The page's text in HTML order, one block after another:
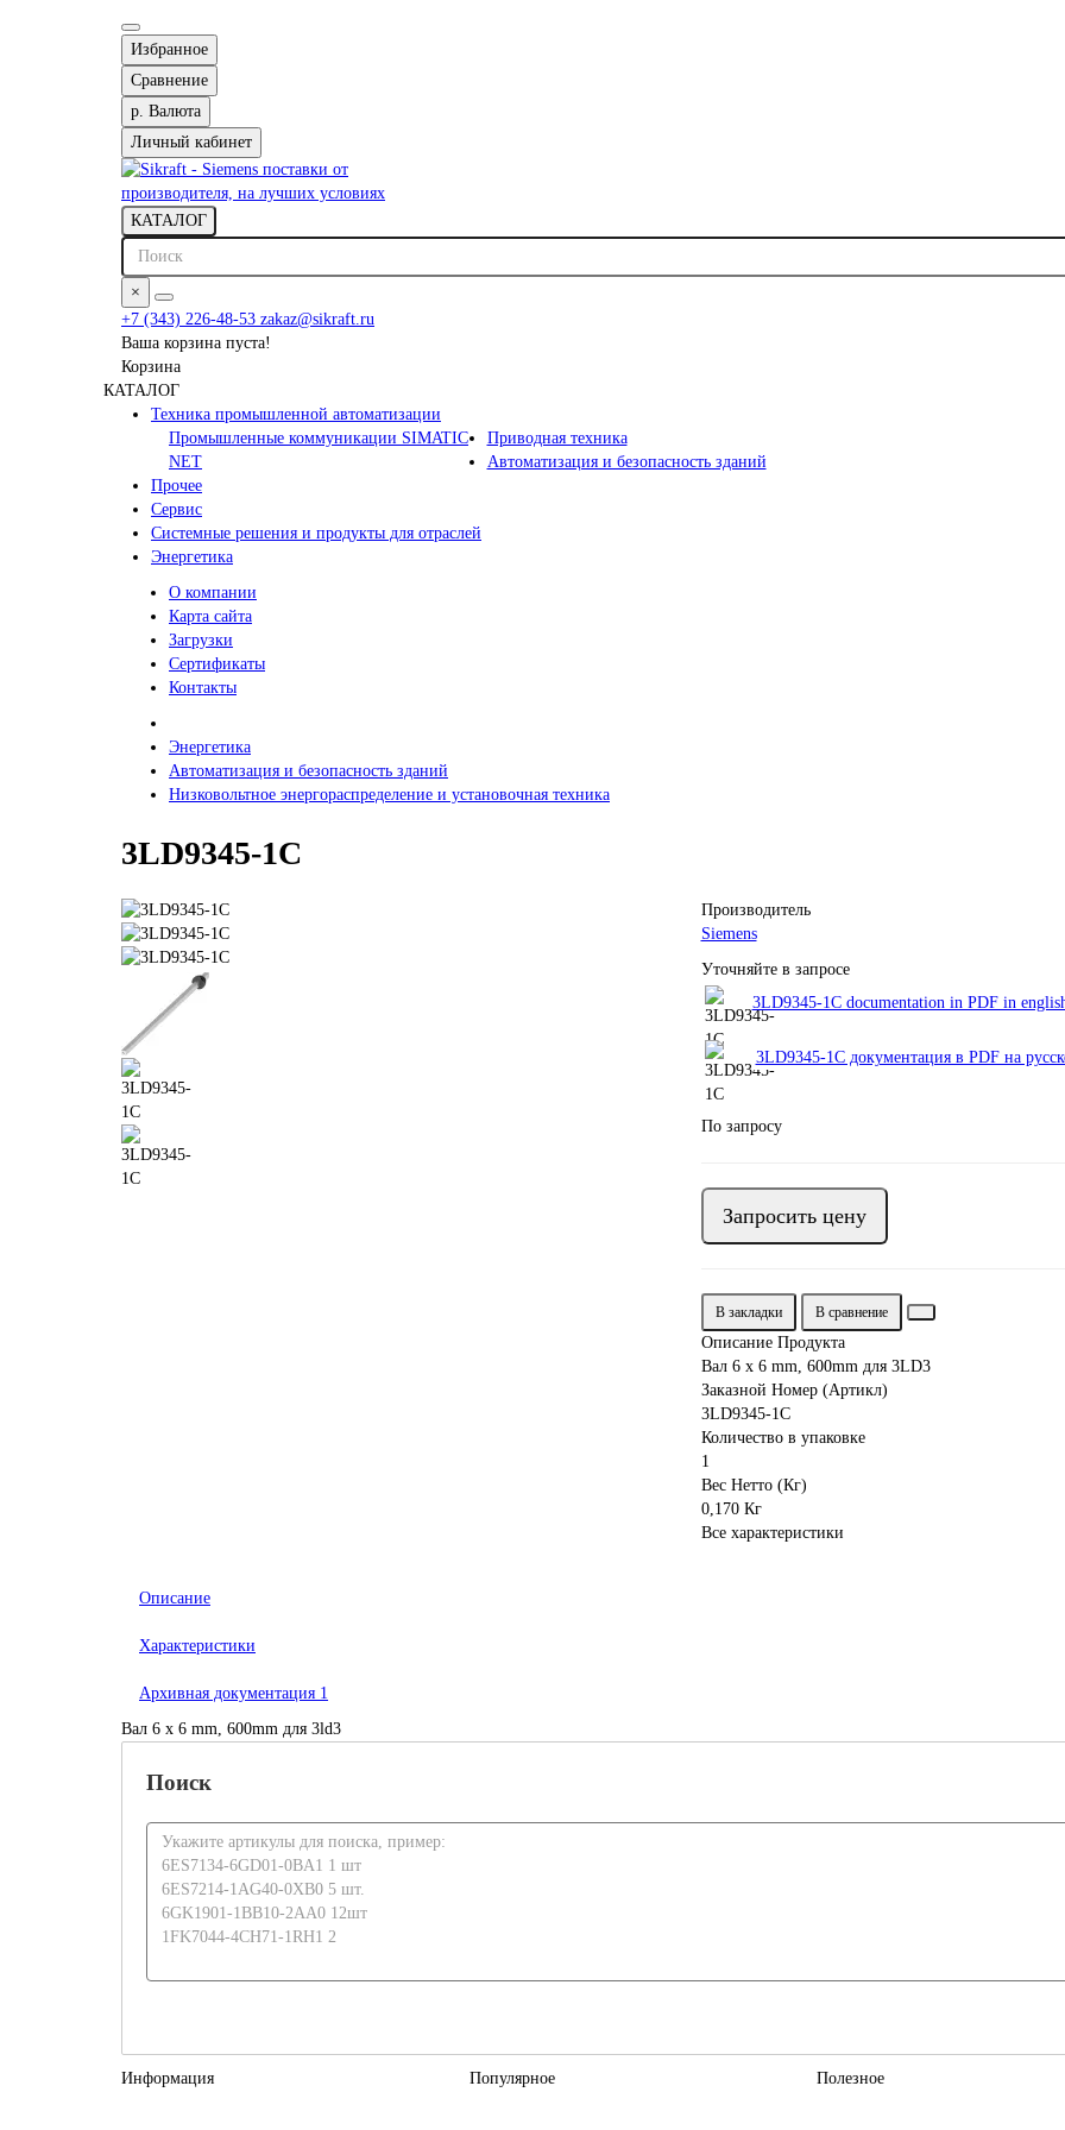
Избранное
Сравнение
р. Валюта
Личный кабинет
КАТАЛОГ
×
+7 (343) 226-48-53 zakaz@sikraft.ru
Ваша корзина пуста!
Корзина
КАТАЛОГ
Техника промышленной автоматизации
Промышленные коммуникации SIMATIC
NET
Приводная техника
Автоматизация и безопасность зданий
Прочее
Сервис
Системные решения и продукты для отраслей
Энергетика
О компании
Карта сайта
Загрузки
Сертификаты
Контакты
Энергетика
Автоматизация и безопасность зданий
Низковольтное энергораспределение и установочная техника
3LD9345-1C
Производитель
Siemens
Уточняйте в запросе
3LD9345-1C documentation in PDF in
3LD9345-1C документация в PDF на
По запросу
Запросить цену
В закладки В сравнение
Описание Продукта
Вал 6 x 6 mm, 600mm для 3LD3
Заказной Номер (Артикл)
3LD9345-1C
Количество в упаковке
1
Вес Нетто (Кг)
0,170 Кг
Все характеристики
Описание
Характеристики
Архивная документация 1
Вал 6 x 6 mm, 600mm для 3ld3
Поиск
Информация Популярное Полезное